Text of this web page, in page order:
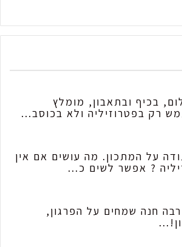
בכיף ובתאבון, מומלץ
רק בפטרוזיליה ולא בכוסב...
על המתכון. מה עושים אם אין
? אפשר לשים כ...
חנה שמחים על הפרגון,